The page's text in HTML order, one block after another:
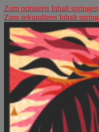
Zum primären Inhalt springen
Zum sekundären Inhalt
Der Fall Böse
Phönix Baby!